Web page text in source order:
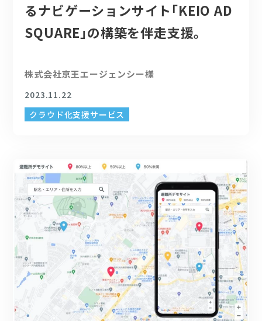
るナビゲーションサイト｢KEIO AD
SQUARE｣の構築を伴走支援。
株式会社京王エージェンシー様
2023.11.22
クラウド化支援サービス